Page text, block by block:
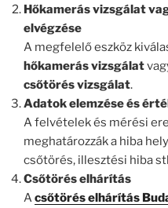
Hőkamerás vizsgálat
elvégzése
A megfelelő eszköz
hőkamerás vizsgálat
csőtörés vizsgálat.
Adatok elemzése és
A felvételek és mérési
meghatározzák a hiba
csőtörés, illesztési hiba
Csőtörés elhárítás
Acsőtörés elhárítás